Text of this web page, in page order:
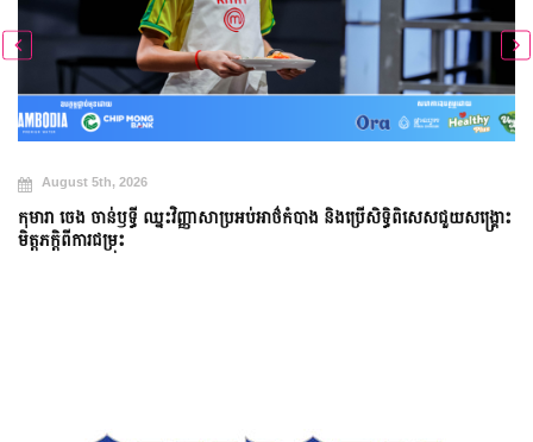
August 5th, 2026
កុមារា ចេង ចាន់ឫទ្ធី ឈ្នះវិញ្ញាសាប្រអប់អាថ៌កំបាង និងប្រើសិទ្ធិពិសេសជួយសង្គ្រោះ
មិត្តភក្តិពីការជម្រុះ